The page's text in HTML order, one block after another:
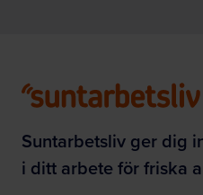
Suntarbetsliv ger dig
i ditt arbete för friska